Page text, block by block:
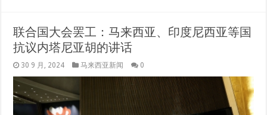
联合国大会罢工：马来西亚、印度尼西亚等国
抗议内塔尼亚胡的讲话
30 9 月, 2024 马来西亚新闻 0